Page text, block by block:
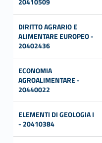
DIRITTO AGRARIO E
ALIMENTARE EUROPEO -
20402436
ECONOMIA
AGROALIMENTARE -
20440022
ELEMENTI DI GEOLOGIA I
- 20410384